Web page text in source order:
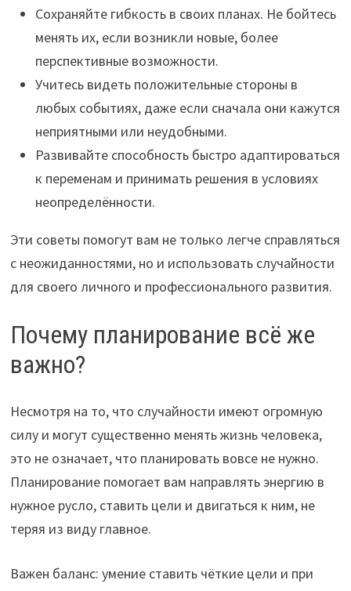
Сохраняйте гибкость в своих планах. Не бойтесь
менять их, если возникли новые, более
перспективные возможности.
Учитесь видеть положительные стороны в
любых событиях, даже если сначала они кажутся
неприятными или неудобными.
Развивайте способность быстро адаптироваться
к переменам и принимать решения в условиях
неопределённости.
Эти советы помогут вам не только легче справляться
с неожиданностями, но и использовать случайности
для своего личного и профессионального развития.
Почему планирование всё же
важно?
Несмотря на то, что случайности имеют огромную
силу и могут существенно менять жизнь человека,
это не означает, что планировать вовсе не нужно.
Планирование помогает вам направлять энергию в
нужное русло, ставить цели и двигаться к ним, не
теряя из виду главное.
Важен баланс: умение ставить чёткие цели и при